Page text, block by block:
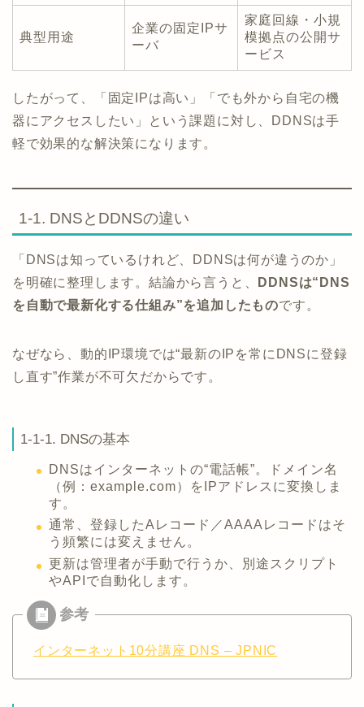
典型用途
企業の固定IPサ
ーバ
家庭回線・小規
模拠点の公開サ
ービス
したがって、「固定IPは高い」「でも外から自宅の機
器にアクセスしたい」という課題に対し、DDNSは手
軽で効果的な解決策になります。
1-1. DNSとDDNSの違い
「DNSは知っているけれど、DDNSは何が違うのか」
を明確に整理します。結論から言うと、
DDNSは“DNS
を自動で最新化する仕組み”を追加したものです。
なぜなら、動的IP環境では“最新のIPを常にDNSに登録
し直す”作業が不可欠だからです。
1-1-1. DNSの基本
DNSはインターネットの“電話帳”。ドメイン名
（例：example.com）をIPアドレスに変換しま
す。
通常、登録したAレコード／AAAAレコードはそ
う頻繁には変えません。
更新は管理者が手動で行うか、別途スクリプト
やAPIで自動化します。
インターネット10分講座 DNS – JPNIC